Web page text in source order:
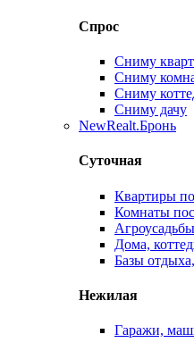
Спрос
Сниму
Сниму
Сниму
Сниму дачу
NewRealt.Бронь
Суточная
Квартиры
Комнаты
Агроусадьбы
Дома,
Базы
Нежилая
Гаражи,